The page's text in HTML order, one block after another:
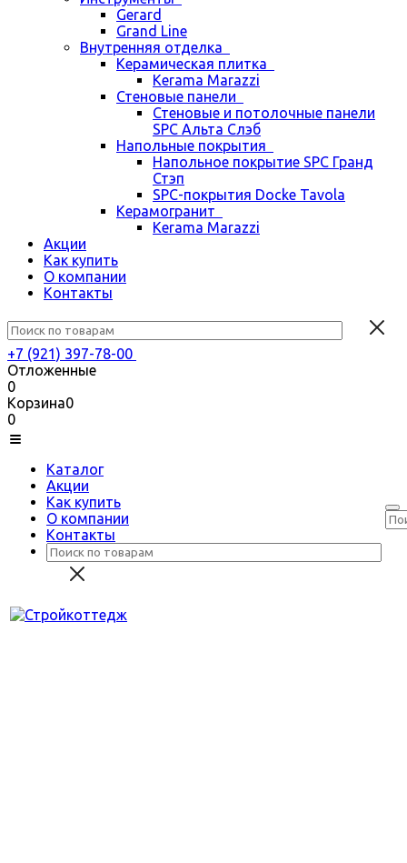
Gerard
Grand Line
Внутренняя отделка
Керамическая плитка
Kerama Marazzi
Стеновые панели
Стеновые и потолочные панели
SPC Альта Слэб
Напольные покрытия
Напольное покрытие SPC Гранд
Стэп
SPC-покрытия Docke Tavola
Керамогранит
Kerama Marazzi
Акции
Как купить
О компании
Контакты
+7 (921) 397-78-00
Отложенные
0
Корзина0
0
Каталог
Акции
Как купить
О компании
Контакты